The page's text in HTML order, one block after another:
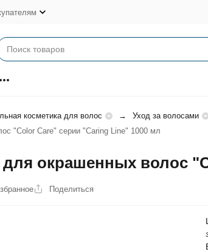
косметика для волос Уход за волосами
"Color Care" серии "Caring Line" 1000 мл
окрашенных волос
Поделиться